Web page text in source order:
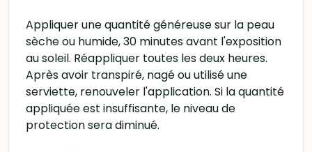
Appliquer une quantité généreuse sur la peau
sèche ou humide, 30 minutes avant l'exposition
au soleil. Réappliquer toutes les deux heures.
Après avoir transpiré, nagé ou utilisé une
serviette, renouveler l'application. Si la quantité
appliquée est insuffisante, le niveau de
protection sera diminué.